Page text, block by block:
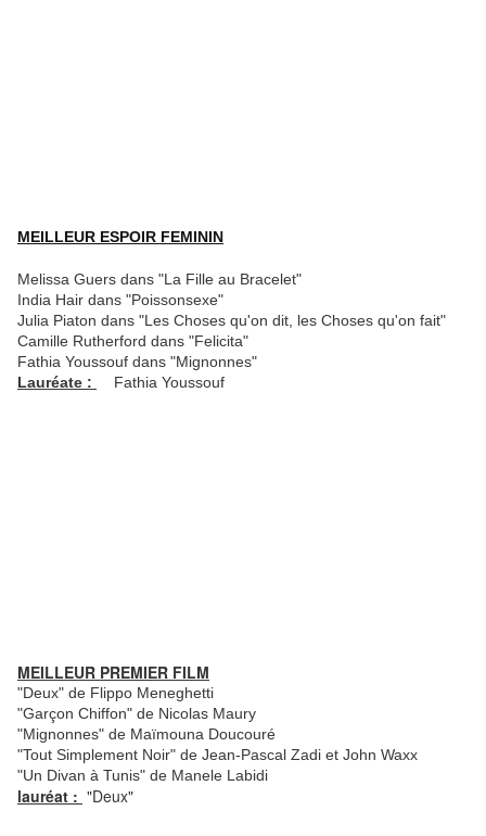
MEILLEUR ESPOIR FEMININ
Melissa Guers dans "La Fille au Bracelet"
India Hair dans "Poissonsexe"
Julia Piaton dans "Les Choses qu'on dit, les Choses qu'on fait"
Camille Rutherford dans "Felicita"
Fathia Youssouf dans "Mignonnes"
Lauréate :
Fathia Youssouf
MEILLEUR PREMIER FILM
"Deux" de Flippo Meneghetti
"Garçon Chiffon" de Nicolas Maury
"Mignonnes" de Maïmouna Doucouré
"Tout Simplement Noir" de Jean-Pascal Zadi et John Waxx
"Un Divan à Tunis" de Manele Labidi
lauréat : "Deux"